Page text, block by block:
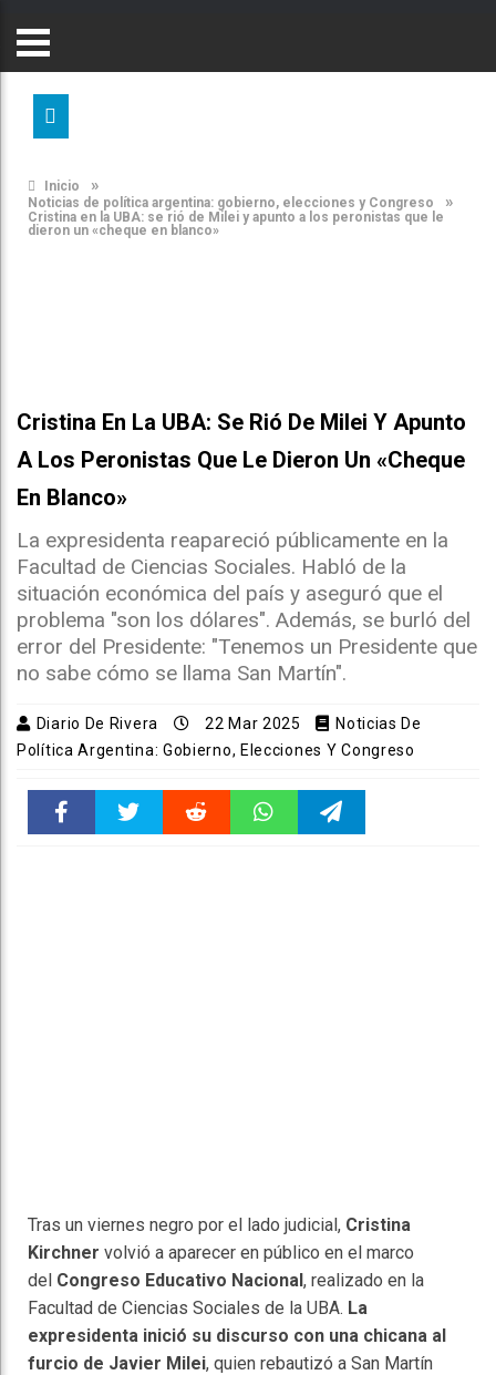
Inicio »
Noticias de política argentina: gobierno, elecciones y Congreso »
Cristina en la UBA: se rió de Milei y apunto a los peronistas que le
dieron un «cheque en blanco»
Cristina En La UBA: Se Rió De Milei Y Apunto
A Los Peronistas Que Le Dieron Un «cheque
En Blanco»
La expresidenta reapareció públicamente en la
Facultad de Ciencias Sociales. Habló de la
situación económica del país y aseguró que el
problema "son los dólares". Además, se burló del
error del Presidente: "Tenemos un Presidente que
no sabe cómo se llama San Martín".
Diario De Rivera 22 Mar 2025
Noticias De
Política Argentina: Gobierno, Elecciones Y Congreso
Tras un viernes negro por el lado judicial, Cristina
Kirchner volvió a aparecer en público en el marco
del Congreso Educativo Nacional, realizado en la
Facultad de Ciencias Sociales de la UBA. La
expresidenta inició su discurso con una chicana al
furcio de Javier Milei, quien rebautizó a San Martín